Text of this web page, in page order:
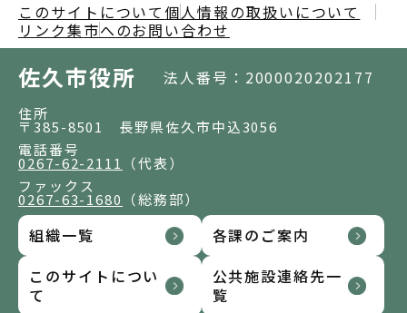
このサイトについて 個人情報の取扱いについて
リンク集市へのお問い合わせ
佐久市役所 法人番号：2000020202177
住所
〒385-8501 長野県佐久市中込3056
電話番号
0267-62-2111
（代表）
ファックス
0267-63-1680 （総務部）
組織一覧
各課のご案内
このサイトについ
て
公共施設連絡先一
覧